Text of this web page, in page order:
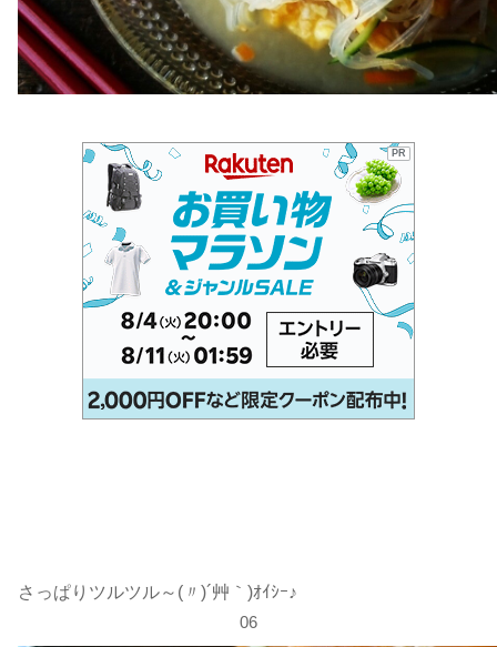
PR
さっぱりツルツル～(〃)´艸｀)ｵｲｼｰ♪
06